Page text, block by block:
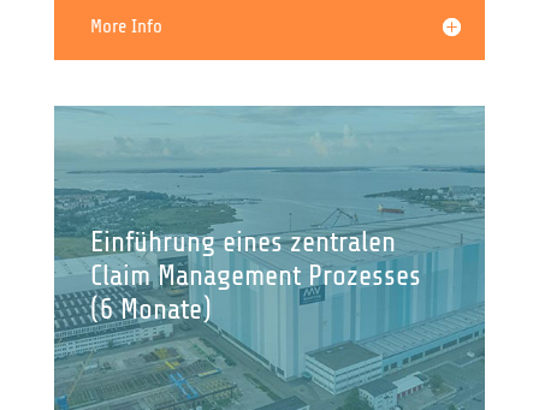
More Info
Einführung eines zentralen
Claim Management Prozesses
(6 Monate)